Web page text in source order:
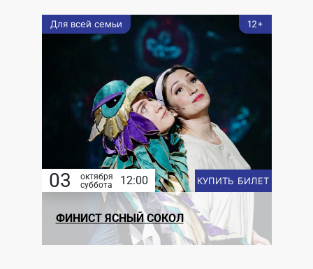
Для всей семьи 12+
03
октября
суббота
12:00 КУПИТЬ БИЛЕТ
ФИНИСТ ЯСНЫЙ СОКОЛ